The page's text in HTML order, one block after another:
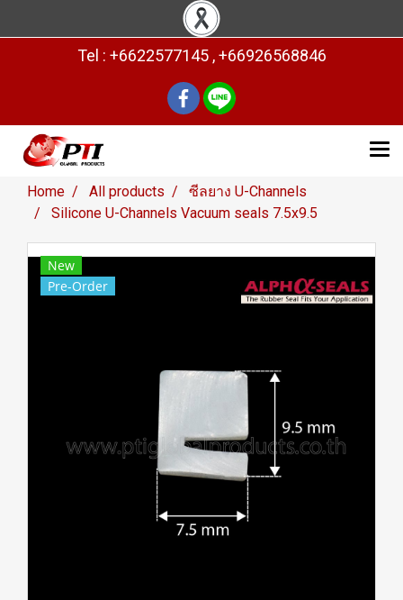
Tel : +6622577145 , +66926568846
Home All products
ซีลยาง U-Channels
Silicone U-Channels Vacuum seals 7.5x9.5
New
Pre-Order